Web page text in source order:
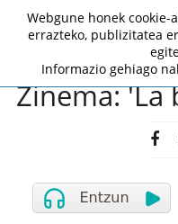
Zinema: 'La
Webgune honek
errazteko, publizitatea
Informazio gehiago